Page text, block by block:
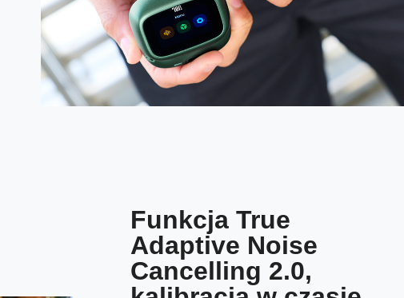
Funkcja True
Adaptive Noise
Cancelling 2.0,